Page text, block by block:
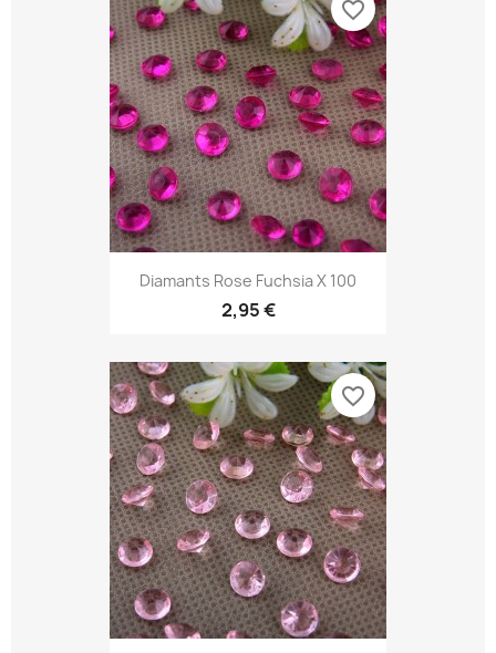
Diamants Rose Fuchsia X 100
2,95 €
favorite_border
favorite_border